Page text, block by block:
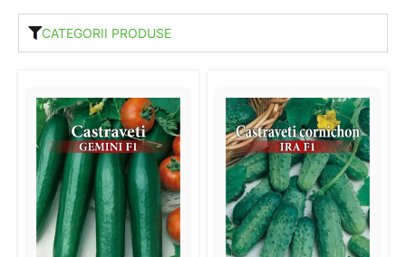
CATEGORII PRODUSE